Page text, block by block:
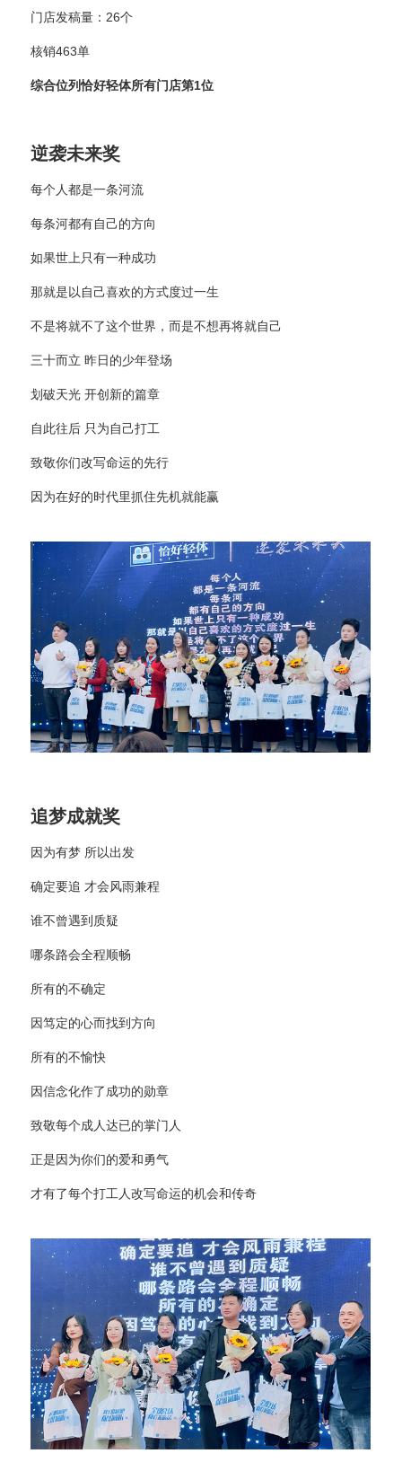
门店发稿量：26个
核销463单
综合位列恰好轻体所有门店第1位
逆袭未来奖
每个人都是一条河流
每条河都有自己的方向
如果世上只有一种成功
那就是以自己喜欢的方式度过一生
不是将就不了这个世界，而是不想再将就自己
三十而立 昨日的少年登场
划破天光 开创新的篇章
自此往后 只为自己打工
致敬你们改写命运的先行
因为在好的时代里抓住先机就能赢
追梦成就奖
因为有梦 所以出发
确定要追 才会风雨兼程
谁不曾遇到质疑
哪条路会全程顺畅
所有的不确定
因笃定的心而找到方向
所有的不愉快
因信念化作了成功的勋章
致敬每个成人达已的掌门人
正是因为你们的爱和勇气
才有了每个打工人改写命运的机会和传奇